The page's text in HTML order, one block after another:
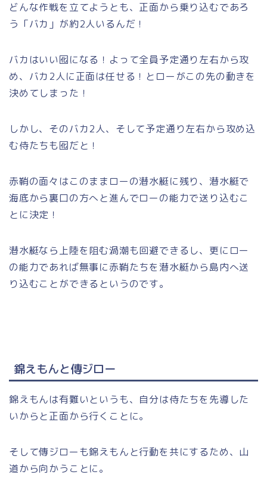
どんな作戦を立てようとも、正面から乗り込むであろ
う「バカ」が約2人いるんだ！
バカはいい囮になる！よって全員予定通り左右から攻
め、バカ2人に正面は任せる！とローがこの先の動きを
決めてしまった！
しかし、そのバカ2人、そして予定通り左右から攻め込
む侍たちも囮だと！
赤鞘の面々はこのままローの潜水艇に残り、潜水艇で
海底から裏口の方へと進んでローの能力で送り込むこ
とに決定！
潜水艇なら上陸を阻む渦潮も回避できるし、更にロー
の能力であれば無事に赤鞘たちを潜水艇から島内へ送
り込むことができるというのです。
錦えもんと傳ジロー
錦えもんは有難いというも、自分は侍たちを先導した
いからと正面から行くことに。
そして傳ジローも錦えもんと行動を共にするため、山
道から向かうことに。